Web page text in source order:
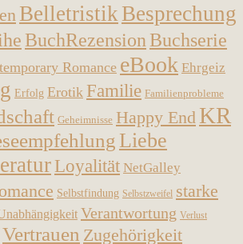
Belletristik Besprechung
BuchRezension Buchserie
Romance eBook Ehrgeiz
Erfolg Erotik Familie Familienprobleme
Geheimnisse Happy End KR
Liebe
Loyalität NetGalley
Selbstfindung Selbstzweifel starke
Verantwortung Verlust
Vertrauen Zugehörigkeit